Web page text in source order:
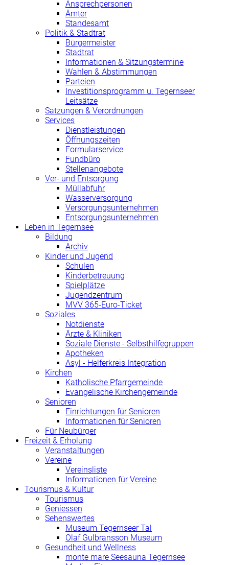
Ansprechpersonen
Ämter
Standesamt
Politik & Stadtrat
Bürgermeister
Stadtrat
Informationen & Sitzungstermine
Wahlen & Abstimmungen
Parteien
Investitionsprogramm u. Tegernseer
Leitsätze
Satzungen & Verordnungen
Services
Dienstleistungen
Öffnungszeiten
Formularservice
Fundbüro
Stellenangebote
Ver- und Entsorgung
Müllabfuhr
Wasserversorgung
Versorgungsunternehmen
Entsorgungsunternehmen
Leben in Tegernsee
Bildung
Archiv
Kinder und Jugend
Schulen
Kinderbetreuung
Spielplätze
Jugendzentrum
MVV 365-Euro-Ticket
Soziales
Notdienste
Ärzte & Kliniken
Soziale Dienste - Selbsthilfegruppen
Apotheken
Asyl - Helferkreis Integration
Kirchen
Katholische Pfarrgemeinde
Evangelische Kirchengemeinde
Senioren
Einrichtungen für Senioren
Informationen für Senioren
Für Neubürger
Freizeit & Erholung
Veranstaltungen
Vereine
Vereinsliste
Informationen für Vereine
Tourismus & Kultur
Tourismus
Geniessen
Sehenswertes
Museum Tegernseer Tal
Olaf Gulbransson Museum
Gesundheit und Wellness
monte mare Seesauna Tegernsee